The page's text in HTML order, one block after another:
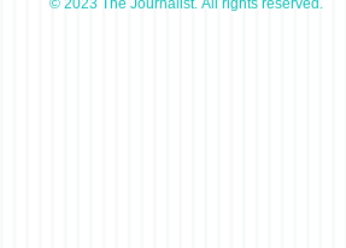
© 2023 The Journalist. All rights reserved.